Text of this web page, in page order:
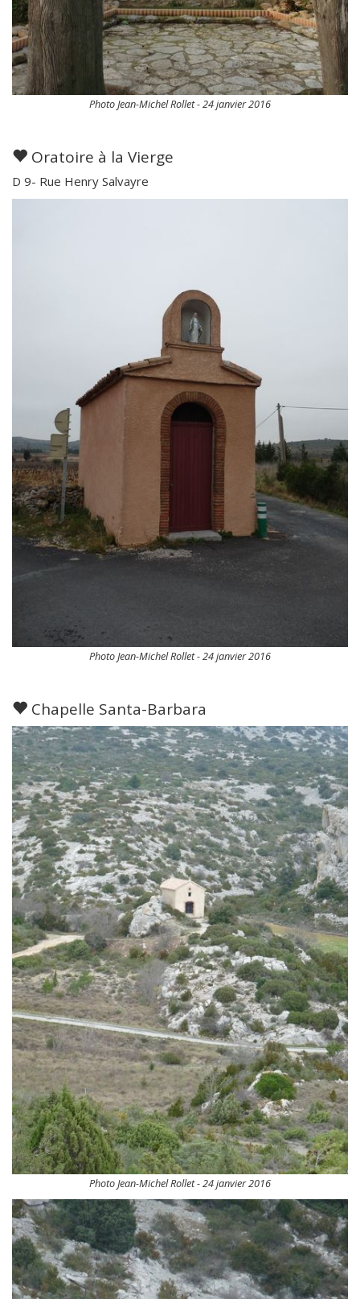
Photo Jean-Michel Rollet - 24 janvier 2016
Oratoire à la Vierge
D 9- Rue Henry Salvayre
Photo Jean-Michel Rollet - 24 janvier 2016
Chapelle Santa-Barbara
Photo Jean-Michel Rollet - 24 janvier 2016